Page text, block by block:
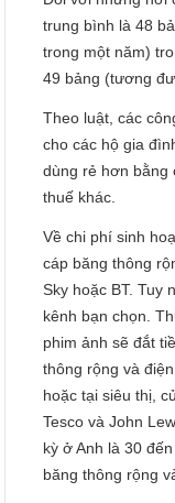
trung bình là 48
trong một năm)
49 bảng (tương
Theo luật, các
cho các hộ gia
dùng rẻ hơn bằng
thuế khác.
Về chi phí sinh
cáp băng thông
Sky hoặc BT. Tuy
kênh bạn chọn.
phim ảnh sẽ đắt
thông rộng và
hoặc tại siêu thị,
Tesco và John
kỳ ở Anh là 30
băng thông rộng